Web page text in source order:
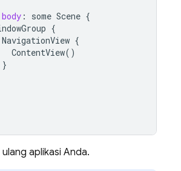
body : some Scene {
{
NavigationView {
ContentView()
}
ulang aplikasi Anda.